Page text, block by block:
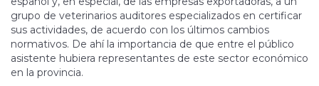
grupo de veterinarios auditores especializados en certificar
sus actividades, de acuerdo con los últimos cambios
normativos. De ahí la importancia de que entre el público
asistente hubiera representantes de este sector económico
en la provincia.